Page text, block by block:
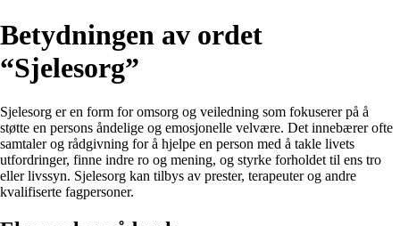
Betydningen av ordet
“Sjelesorg”
Sjelesorg er en form for omsorg og veiledning som fokuserer på å
støtte en persons åndelige og emosjonelle velvære. Det innebærer ofte
samtaler og rådgivning for å hjelpe en person med å takle livets
utfordringer, finne indre ro og mening, og styrke forholdet til ens tro
eller livssyn. Sjelesorg kan tilbys av prester, terapeuter og andre
kvalifiserte fagpersoner.